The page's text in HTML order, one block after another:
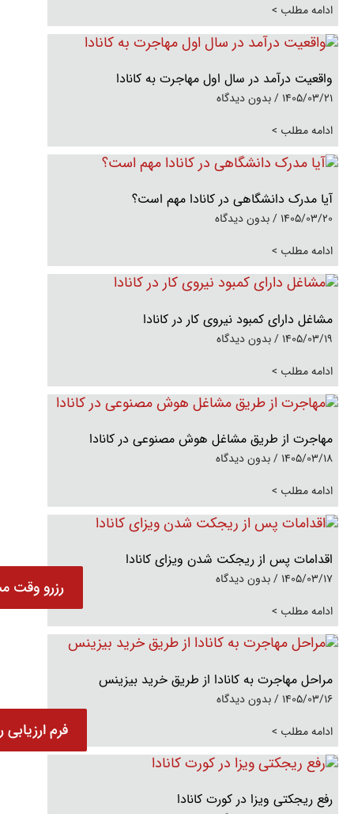
ادامه مطلب >
واقعیت درآمد در سال اول مهاجرت به کانادا
1405/03/21
بدون دیدگاه
ادامه مطلب >
آیا مدرک دانشگاهی در کانادا مهم است؟
1405/03/20
بدون دیدگاه
ادامه مطلب >
مشاغل دارای کمبود نیروی کار در کانادا
1405/03/19
بدون دیدگاه
ادامه مطلب >
مهاجرت از طریق مشاغل هوش مصنوعی در کانادا
1405/03/18
بدون دیدگاه
ادامه مطلب >
اقدامات پس از ریجکت شدن ویزای کانادا
1405/03/17
بدون دیدگاه
ادامه مطلب >
مراحل مهاجرت به کانادا از طریق خرید بیزینس
1405/03/16
بدون دیدگاه
ادامه مطلب >
رفع ریجکتی ویزا در کورت کانادا
رزرو وقت
فرم ارزیابی